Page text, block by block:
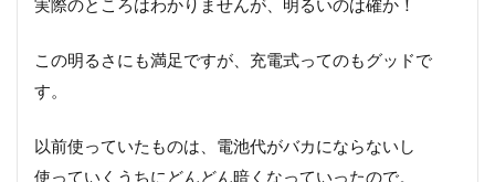
この明るさにも満足ですが、充電式ってのもグッドで
す。
以前使っていたものは、電池代がバカにならないし
使っていくうちにどんどん暗くなっていったので。